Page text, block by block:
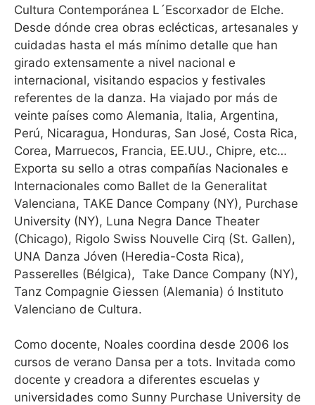
Cultura Contemporánea L´Escorxador de Elche.
Desde dónde crea obras eclécticas, artesanales y
cuidadas hasta el más mínimo detalle que han
girado extensamente a nivel nacional e
internacional, visitando espacios y festivales
referentes de la danza. Ha viajado por más de
veinte países como Alemania, Italia, Argentina,
Perú, Nicaragua, Honduras, San José, Costa Rica,
Corea, Marruecos, Francia, EE.UU., Chipre, etc…
Exporta su sello a otras compañías Nacionales e
Internacionales como Ballet de la Generalitat
Valenciana, TAKE Dance Company (NY), Purchase
University (NY), Luna Negra Dance Theater
(Chicago), Rigolo Swiss Nouvelle Cirq (St. Gallen),
UNA Danza Jóven (Heredia-Costa Rica),
Passerelles (Bélgica), Take Dance Company (NY),
Tanz Compagnie Giessen (Alemania) ó Instituto
Valenciano de Cultura.
Como docente, Noales coordina desde 2006 los
cursos de verano Dansa per a tots. Invitada como
docente y creadora a diferentes escuelas y
universidades como Sunny Purchase University de